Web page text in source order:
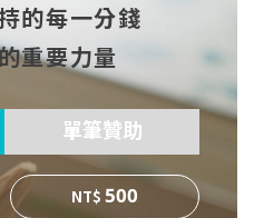
的每一分錢
重要力量
單筆贊助
500